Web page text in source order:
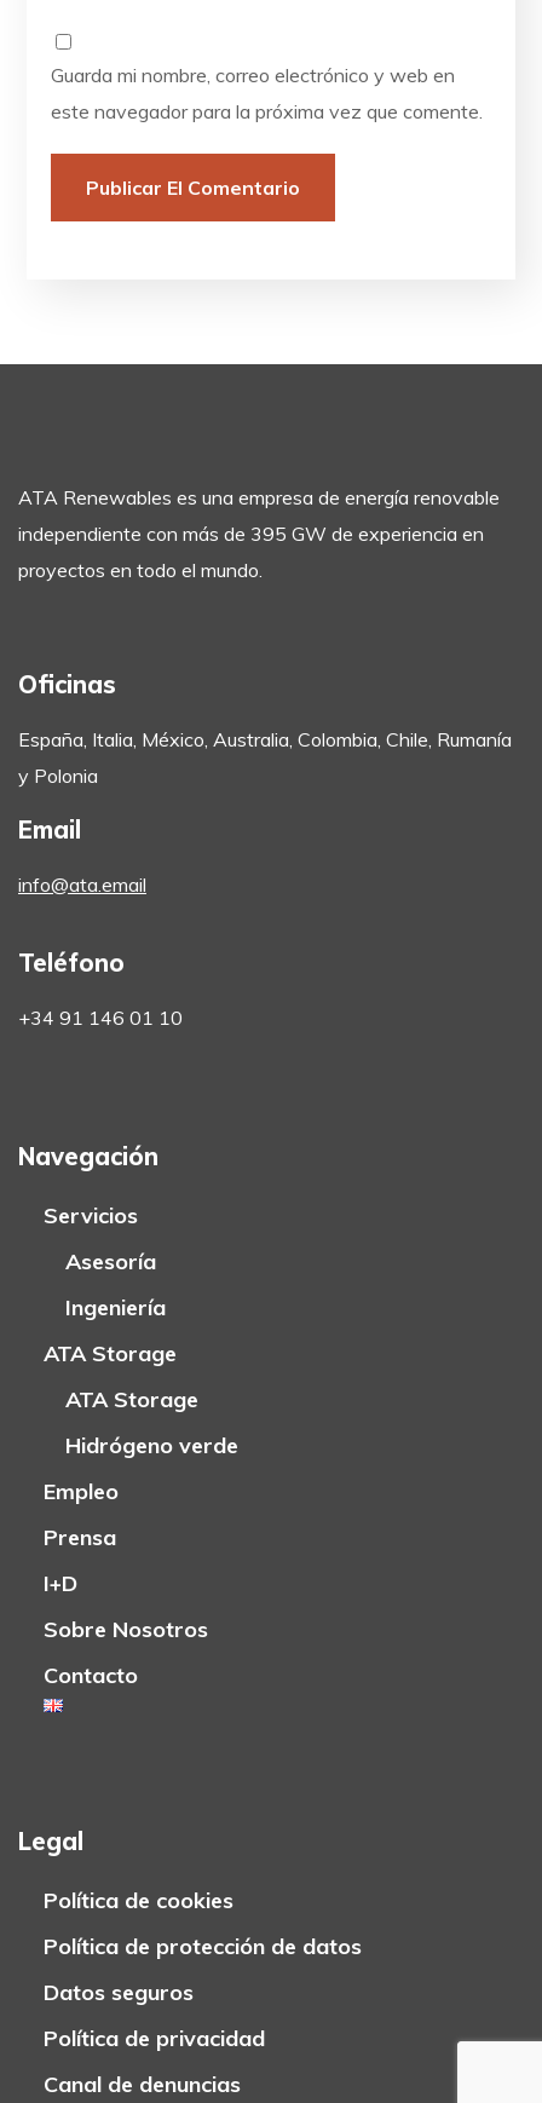
Guarda mi nombre, correo electrónico y web en
este navegador para la próxima vez que comente.
ATA Renewables es una empresa de energía renovable
independiente con más de 395 GW de experiencia en
proyectos en todo el mundo.
Oficinas
España, Italia, México, Australia, Colombia, Chile, Rumanía
y Polonia
Email
info@ata.email
Teléfono
+34 91 146 01 10
Navegación
Servicios
Asesoría
Ingeniería
ATA Storage
ATA Storage
Hidrógeno verde
Empleo
Prensa
I+D
Sobre Nosotros
Contacto
Legal
Política de cookies
Política de protección de datos
Datos seguros
Política de privacidad
Canal de denuncias